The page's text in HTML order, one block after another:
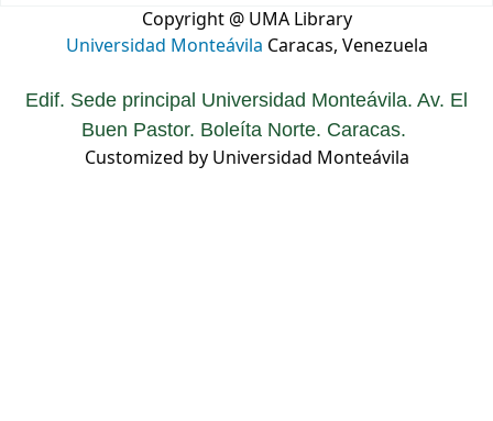
Copyright @ UMA Library
Universidad Monteávila Caracas, Venezuela
Edif. Sede principal Universidad Monteávila. Av. El
Buen Pastor. Boleíta Norte. Caracas.
Customized by Universidad Monteávila